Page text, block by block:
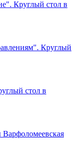
Круглый стол в
Круглый
стол в